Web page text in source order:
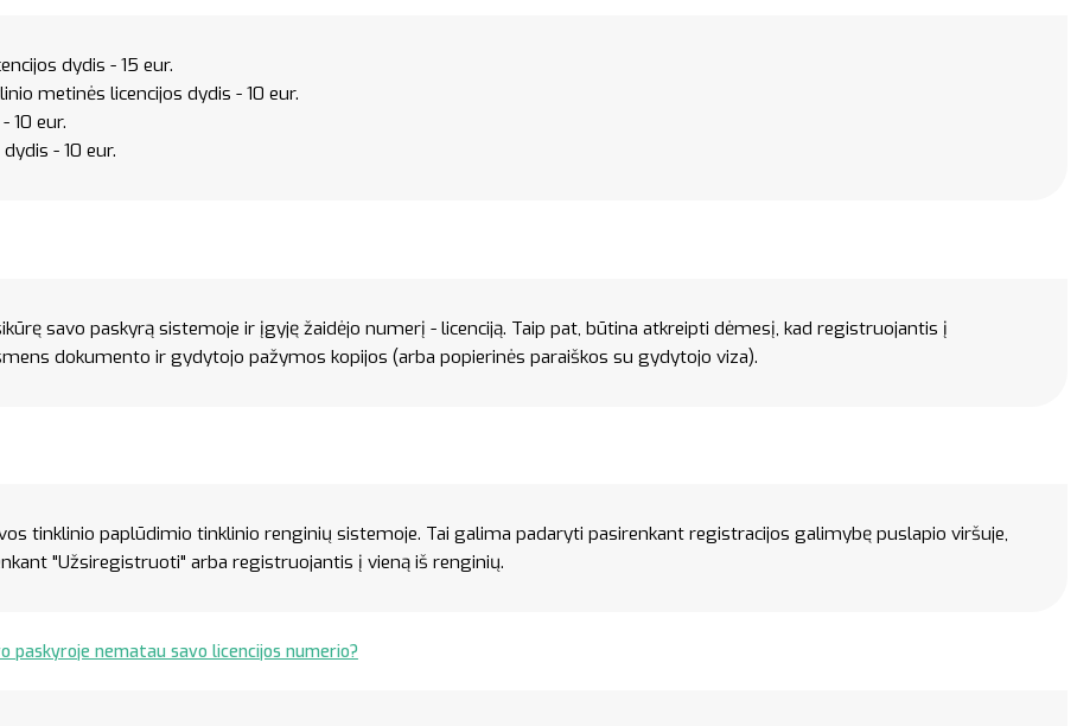
dydis - 15 eur.
metinės licencijos dydis - 10 eur.
10 eur.
- 10 eur.
savo paskyrą sistemoje ir įgyję žaidėjo numerį - licenciją. Taip pat, būtina atkreipti dėmesį, kad registruojantis į
dokumento ir gydytojo pažymos kopijos (arba popierinės paraiškos su gydytojo viza).
tinklinio paplūdimio tinklinio renginių sistemoje. Tai galima padaryti pasirenkant registracijos galimybę puslapio viršuje,
"Užsiregistruoti" arba registruojantis į vieną iš renginių.
nematau savo licencijos numerio?